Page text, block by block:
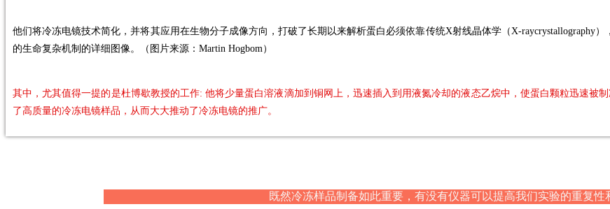
他们将冷冻电镜技术简化，并将其应用在生物分子成像方向，打破了长期以来解析蛋白必须依靠传统X射线晶体学（X-raycrystallography
的生命复杂机制的详细图像。（图片来源：Martin Hogbom）
其中，尤其值得一提的是杜博歇教授的工作: 他将少量蛋白溶液滴加到铜网上，迅速插入到用液氮冷却的液态乙烷中，使蛋白颗粒迅速被
了高质量的冷冻电镜样品，从而大大推动了冷冻电镜的推广。
既然冷冻样品制备如此重要，有没有仪器可以提高我们实验的重复性